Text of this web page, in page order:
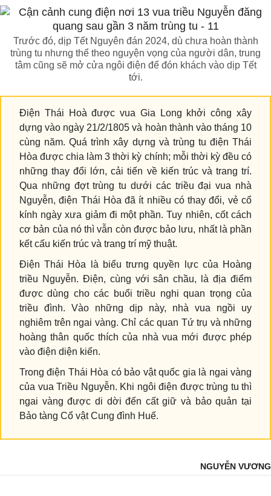
Trước đó, dịp Tết Nguyên đán 2024, dù chưa hoàn thành
trùng tu nhưng thể theo nguyện vọng của người dân, trung
tâm cũng sẽ mở cửa ngôi điện để đón khách vào dịp Tết
tới.
Điện Thái Hoà được vua Gia Long khởi công xây
dựng vào ngày 21/2/1805 và hoàn thành vào tháng 10
cùng năm. Quá trình xây dựng và trùng tu điện Thái
Hòa được chia làm 3 thời kỳ chính; mỗi thời kỳ đều có
những thay đổi lớn, cải tiến về kiến trúc và trang trí.
Qua những đợt trùng tu dưới các triều đại vua nhà
Nguyễn, điện Thái Hòa đã ít nhiều có thay đổi, vẻ cổ
kính ngày xưa giảm đi một phần. Tuy nhiên, cốt cách
cơ bản của nó thì vẫn còn được bảo lưu, nhất là phần
kết cấu kiến trúc và trang trí mỹ thuật.
Điện Thái Hòa là biểu trưng quyền lực của Hoàng
triều Nguyễn. Điện, cùng với sân chầu, là địa điểm
được dùng cho các buổi triều nghi quan trọng của
triều đình. Vào những dịp này, nhà vua ngồi uy
nghiêm trên ngai vàng. Chỉ các quan Tứ trụ và những
hoàng thân quốc thích của nhà vua mới được phép
vào điện diện kiến.
Trong điện Thái Hòa có bảo vật quốc gia là ngai vàng
của vua Triều Nguyễn. Khi ngôi điện được trùng tu thì
ngai vàng được di dời đến cất giữ và bảo quản tại
Bảo tàng Cổ vật Cung đình Huế.
NGUYỄN VƯƠNG